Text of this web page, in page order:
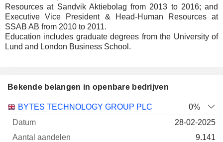
Resources at Sandvik Aktiebolag from 2013 to 2016; and
Executive Vice President & Head-Human Resources at
SSAB AB from 2010 to 2011.
Education includes graduate degrees from the University of
Lund and London Business School.
Bekende belangen in openbare bedrijven
Aantal
Totale
BYTES TECHNOLOGY GROUP PLC
0%
28-02-2025
9.141